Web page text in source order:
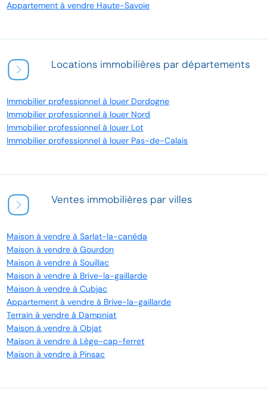
Appartement à vendre Haute-Savoie
Locations immobilières par départements
Immobilier professionnel à louer Dordogne
Immobilier professionnel à louer Nord
Immobilier professionnel à louer Lot
Immobilier professionnel à louer Pas-de-Calais
Ventes immobilières par villes
Maison à vendre à Sarlat-la-canéda
Maison à vendre à Gourdon
Maison à vendre à Souillac
Maison à vendre à Brive-la-gaillarde
Maison à vendre à Cubjac
Appartement à vendre à Brive-la-gaillarde
Terrain à vendre à Dampniat
Maison à vendre à Objat
Maison à vendre à Lège-cap-ferret
Maison à vendre à Pinsac